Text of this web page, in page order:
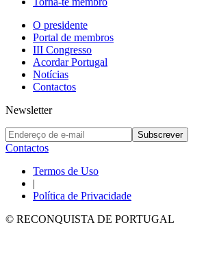
O presidente
Portal de membros
III Congresso
Acordar Portugal
Notícias
Contactos
Newsletter
Subscrever
Contactos
Termos de Uso
|
Política de Privacidade
© RECONQUISTA DE PORTUGAL